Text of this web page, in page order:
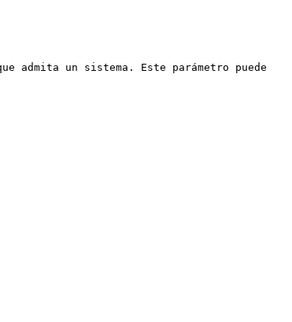
admita un sistema. Este parámetro puede